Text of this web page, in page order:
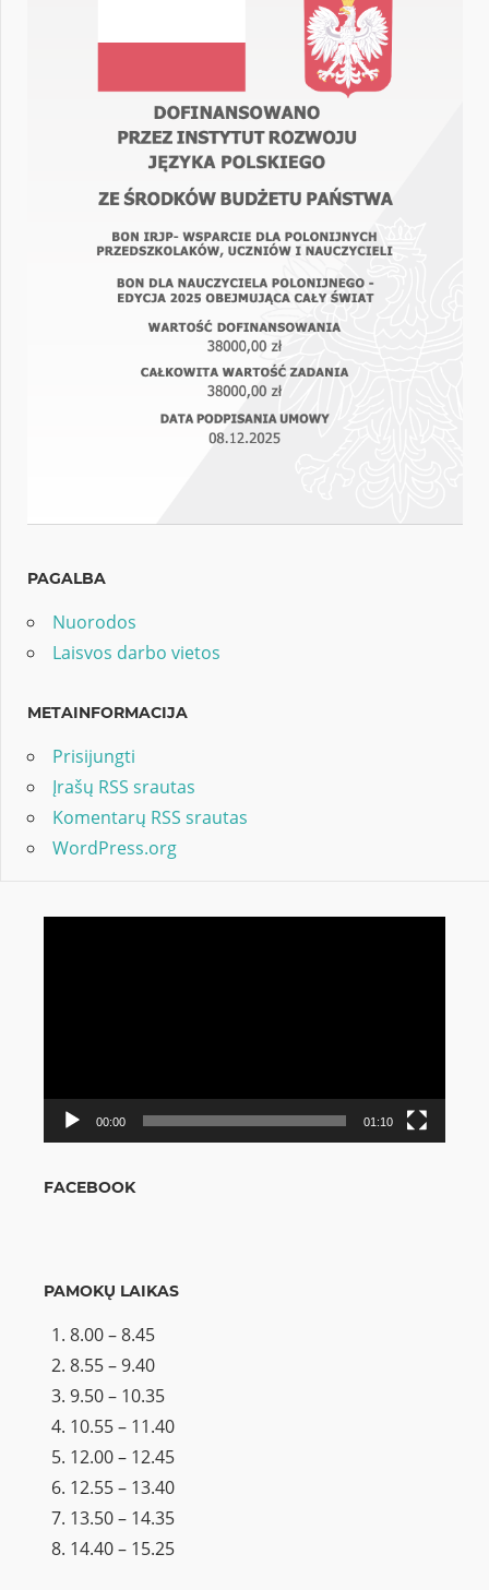
PAGALBA
Nuorodos
Laisvos darbo vietos
METAINFORMACIJA
Prisijungti
Įrašų RSS srautas
Komentarų RSS srautas
WordPress.org
00:00 01:10
FACEBOOK
PAMOKŲ LAIKAS
8.00 – 8.45
8.55 – 9.40
9.50 – 10.35
10.55 – 11.40
12.00 – 12.45
12.55 – 13.40
13.50 – 14.35
14.40 – 15.25